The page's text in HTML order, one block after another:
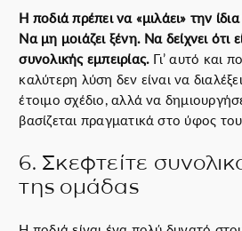
Η ποδιά πρέπει να «μιλάει» την
Να μη μοιάζει ξένη. Να δείχνει ότι
συνολικής εμπειρίας. Γι’ αυτό και
καλύτερη λύση δεν είναι να
έτοιμο σχέδιο, αλλά να
βασίζεται πραγματικά στο ύφος
6. Σκεφτείτε
της ομάδας